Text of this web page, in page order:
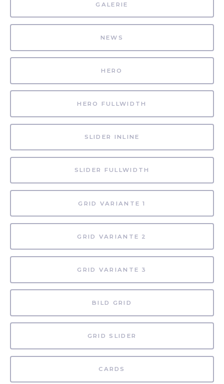
GALERIE
NEWS
HERO
HERO FULLWIDTH
SLIDER INLINE
SLIDER FULLWIDTH
GRID VARIANTE 1
GRID VARIANTE 2
GRID VARIANTE 3
BILD GRID
GRID SLIDER
CARDS